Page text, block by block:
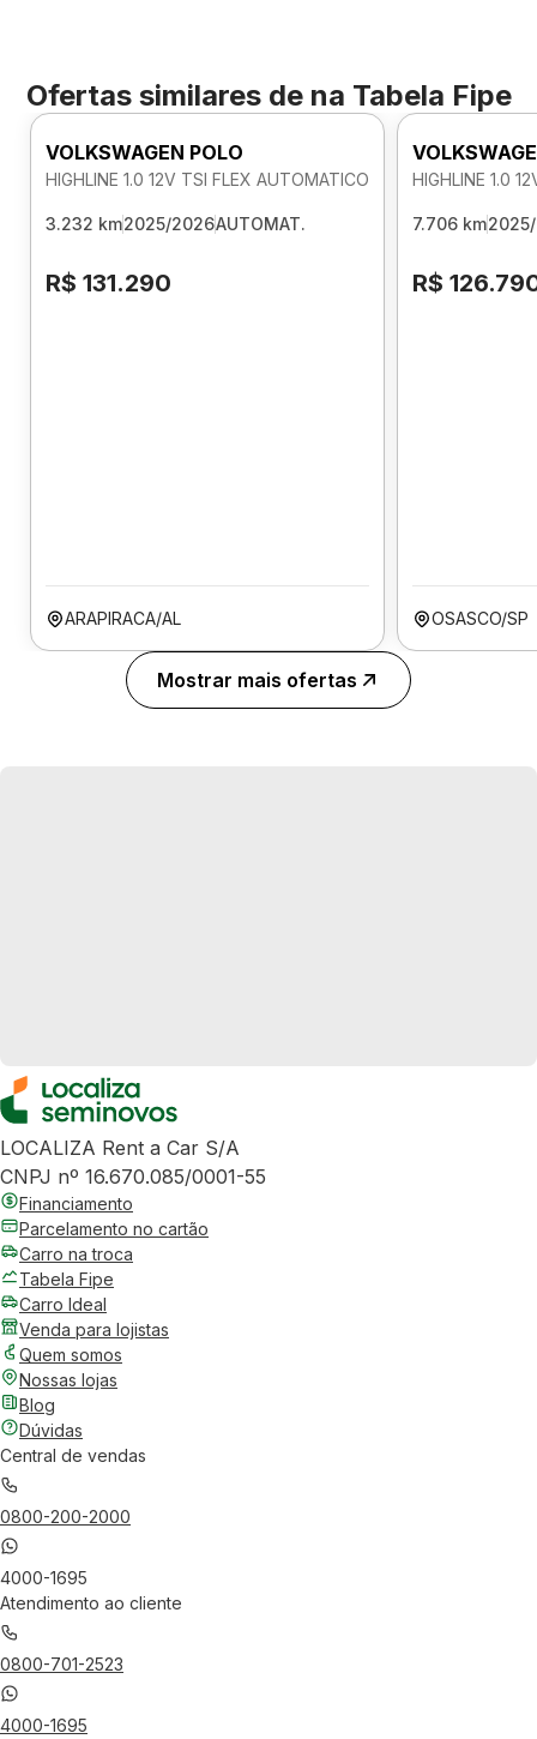
Ofertas similares de na Tabela Fipe
VOLKSWAGEN POLO
HIGHLINE 1.0 12V TSI FLEX AUTOMATICO
3.232 km2025/2026AUTOMAT.
R$ 131.290
ARAPIRACA/AL
HIGHLINE 1.0
7.706 km
R$
OSASCO/SP
Mostrar mais ofertas
LOCALIZA Rent a Car S/A
CNPJ nº 16.670.085/0001-55
Financiamento
Parcelamento no cartão
Carro na troca
Tabela Fipe
Carro Ideal
Venda para lojistas
Quem somos
Nossas lojas
Blog
Dúvidas
Central de vendas
0800-200-2000
4000-1695
Atendimento ao cliente
0800-701-2523
4000-1695